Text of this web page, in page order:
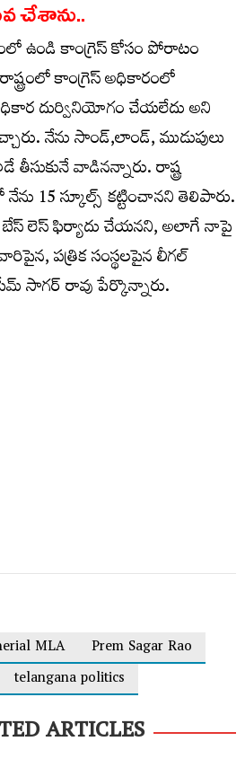
చేశాను..
ఉండి కాంగ్రెస్ కోసం పోరాటం
కాంగ్రెస్ అధికారంలో
దుర్వినియోగం చేయలేదు అని
నేను సాండ్,లాండ్, ముడుపులు
తీసుకునే వాడినన్నారు. రాష్ట్ర
15 స్కూల్స్ కట్టించానని తెలిపారు.
లెస్ ఫిర్యాదు చేయనని, అలాగే నాపై
పత్రిక సంస్థలపైన లీగల్
సాగర్ రావు పేర్కొన్నారు.
MLA
Prem Sagar Rao
telangana politics
ARTICLES